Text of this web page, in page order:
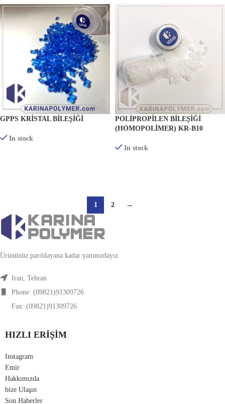
GPPS KRISTAL BILEŞIĞI
In stock
POLIPROPILEN BILEŞIĞI
(HOMOPOLIMER) KR-B10
In stock
1 2 →
Ürününüz parıldayana kadar yanınızdayız
Iran, Tehran
Phone: (09821)91309726
Fax: (09821)91309726
HIZLI ERIŞIM
Instagram
Emir
Hakkımızda
bize Ulaşın
Son Haberler